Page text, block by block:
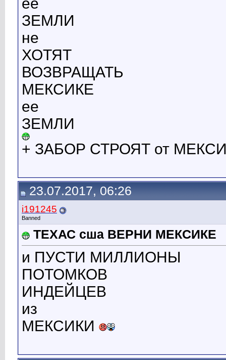
ее
ЗЕМЛИ
не
ХОТЯТ
ВОЗВРАЩАТЬ
МЕКСИКЕ
ее
ЗЕМЛИ
+ ЗАБОР СТРОЯТ от
23.07.2017, 06:26
i191245
Banned
ТЕХАС сша ВЕРНИ МЕКСИКЕ
и ПУСТИ МИЛЛИОНЫ
ПОТОМКОВ
ИНДЕЙЦЕВ
из
МЕКСИКИ